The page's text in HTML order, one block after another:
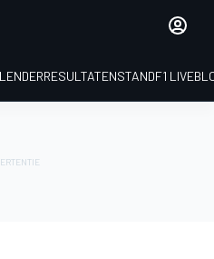
RESULTATENSTANDF1